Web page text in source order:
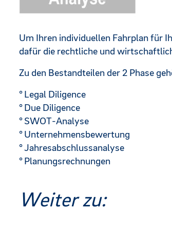
Um Ihren individuellen Fahrplan für
dafür die rechtliche und
Zu den Bestandteilen der 2 Phase
Legal Diligence
Due Diligence
SWOT-Analyse
Unternehmensbewertung
Jahresabschlussanalyse
Planungsrechnungen
Weiter zu: